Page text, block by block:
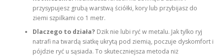
przysypujesz grubą warstwą ściółki, kory lub przybijasz do
ziemi szpilkami co 1 metr.
Dlaczego to działa? Dzik nie lubi ryć w metalu. Jak tylko ryj
natrafi na twardą siatkę ukrytą pod ziemią, poczuje dyskomfort i
pójdzie ryć u sąsiada. To skuteczniejsza metoda niż